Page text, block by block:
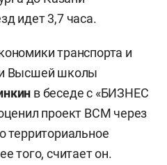
идет 3,7 часа.
транспорта и
Высшей школы
в беседе с «БИЗНЕС
проект ВСМ через
территориальное
того, считает он.